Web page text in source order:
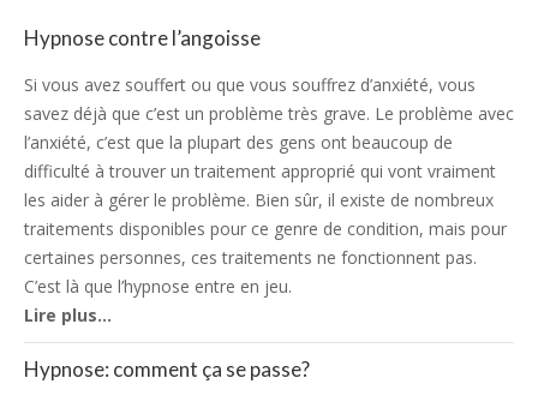
Hypnose contre l’angoisse
Si vous avez souffert ou que vous souffrez d’anxiété, vous
savez déjà que c’est un problème très grave. Le problème avec
l’anxiété, c’est que la plupart des gens ont beaucoup de
difficulté à trouver un traitement approprié qui vont vraiment
les aider à gérer le problème. Bien sûr, il existe de nombreux
traitements disponibles pour ce genre de condition, mais pour
certaines personnes, ces traitements ne fonctionnent pas.
C’est là que l’hypnose entre en jeu.
Lire plus…
Hypnose: comment ça se passe?